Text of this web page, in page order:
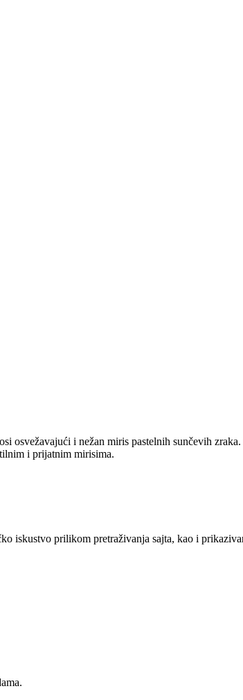
osvežavajući i nežan miris pastelnih sunčevih
i prijatnim mirisima.
iskustvo prilikom pretraživanja sajta, kao i